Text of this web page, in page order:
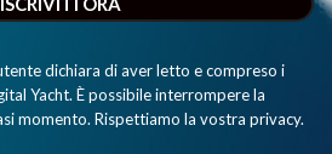
dichiara di aver letto e compreso i
Yacht. È possibile interrompere la
momento. Rispettiamo la vostra privacy.